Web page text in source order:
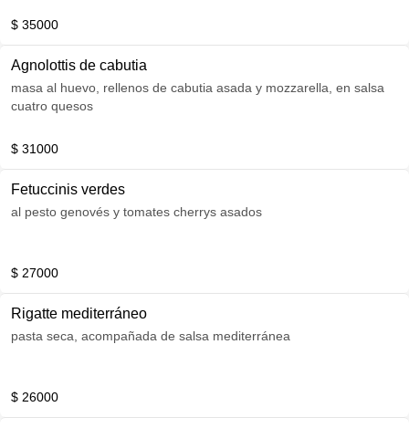
$ 35000
Agnolottis de cabutia
masa al huevo, rellenos de cabutia asada y mozzarella, en salsa
cuatro quesos
$ 31000
Fetuccinis verdes
al pesto genovés y tomates cherrys asados
$ 27000
Rigatte mediterráneo
pasta seca, acompañada de salsa mediterránea
$ 26000